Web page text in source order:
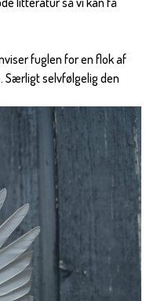
fuglen for en flok af
Særligt selvfølgelig den